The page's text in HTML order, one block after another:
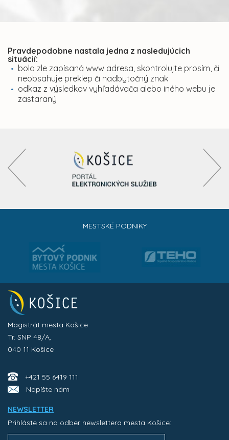
Pravdepodobne nastala jedna z nasledujúcich
situácií:
bola zle zapísaná www adresa, skontrolujte prosím, či
neobsahuje preklep či nadbytočný znak
odkaz z výsledkov vyhľadávača alebo iného webu je
zastaraný
MESTSKÉ PODNIKY
Magistrát mesta Košice
Tr. SNP 48/A,
040 11 Košice
+421 55 6419 111
Napíšte nám
NEWSLETTER
Prihláste sa na odber newslettera mesta Košice: